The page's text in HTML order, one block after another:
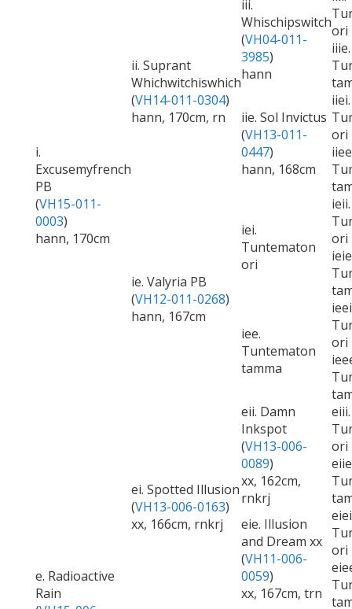
i.
Excusemyfrench
PB
(VH15-011-
0003)
hann, 170cm
ii. Suprant
Whichwitchiswhich
(VH14-011-0304)
hann, 170cm, rn
iii.
Whischipswitch
(VH04-011-
3985)
hann
ori
iiie.
iie. Sol Invictus
(VH13-011-
0447)
hann, 168cm
iiei.
ori
ie. Valyria PB
(VH12-011-0268)
hann, 167cm
iei.
Tuntematon
ori
ieii.
ori
iee.
Tuntematon
tamma
ori
e. Radioactive
Rain
ei. Spotted Illusion
(VH13-006-0163)
xx, 166cm, rnkrj
eii. Damn
Inkspot
(VH13-006-
0089)
xx, 162cm,
rnkrj
eiii.
ori
eie. Illusion
and Dream xx
(VH11-006-
0059)
xx, 167cm, trn
ori